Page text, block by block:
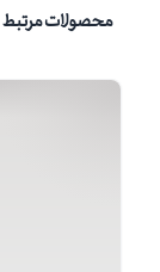
محصولات مرتبط